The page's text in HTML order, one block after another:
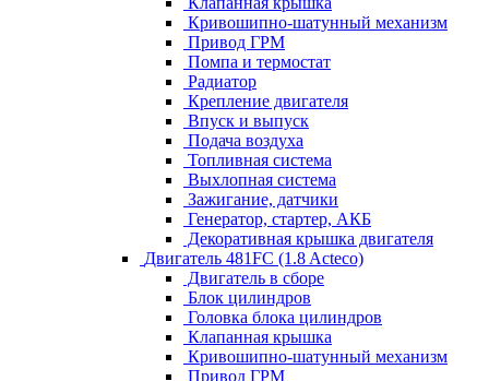
Кривошипно-шатунный механизм
Привод ГРМ
Помпа и термостат
Радиатор
Крепление двигателя
Впуск и выпуск
Подача воздуха
Топливная система
Выхлопная система
Зажигание, датчики
Генератор, стартер, АКБ
Декоративная крышка двигателя
Двигатель 481FC (1.8 Acteco)
Двигатель в сборе
Блок цилиндров
Головка блока цилиндров
Клапанная крышка
Кривошипно-шатунный механизм
Привод ГРМ